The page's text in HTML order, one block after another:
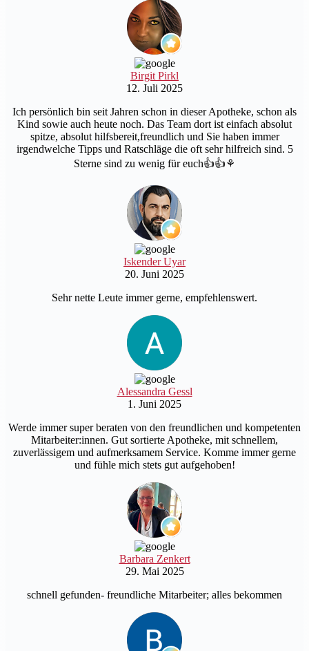
Birgit Pirkl
12. Juli 2025
Ich persönlich bin seit Jahren schon in dieser Apotheke, schon als
Kind sowie auch heute noch. Das Team dort ist einfach absolut
spitze, absolut hilfsbereit,freundlich und Sie haben immer
irgendwelche Tipps und Ratschläge die oft sehr hilfreich sind. 5
Sterne sind zu wenig für euch👍👍⚘️
Iskender Uyar
20. Juni 2025
Sehr nette Leute immer gerne, empfehlenswert.
Alessandra Gessl
1. Juni 2025
Werde immer super beraten von den freundlichen und kompetenten
Mitarbeiter:innen. Gut sortierte Apotheke, mit schnellem,
zuverlässigem und aufmerksamem Service. Komme immer gerne
und fühle mich stets gut aufgehoben!
Barbara Zenkert
29. Mai 2025
schnell gefunden- freundliche Mitarbeiter; alles bekommen